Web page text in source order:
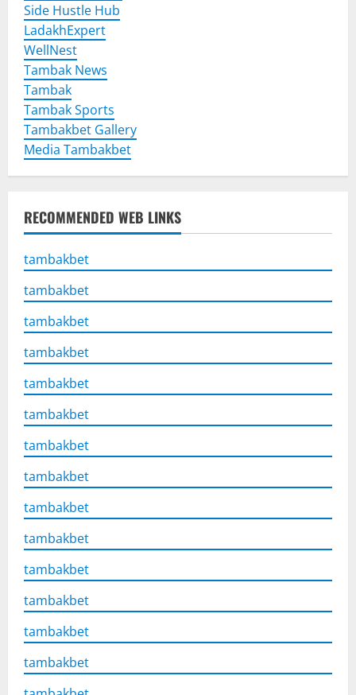
Side Hustle Hub
LadakhExpert
WellNest
Tambak News
Tambak
Tambak Sports
Tambakbet Gallery
Media Tambakbet
RECOMMENDED WEB LINKS
tambakbet
tambakbet
tambakbet
tambakbet
tambakbet
tambakbet
tambakbet
tambakbet
tambakbet
tambakbet
tambakbet
tambakbet
tambakbet
tambakbet